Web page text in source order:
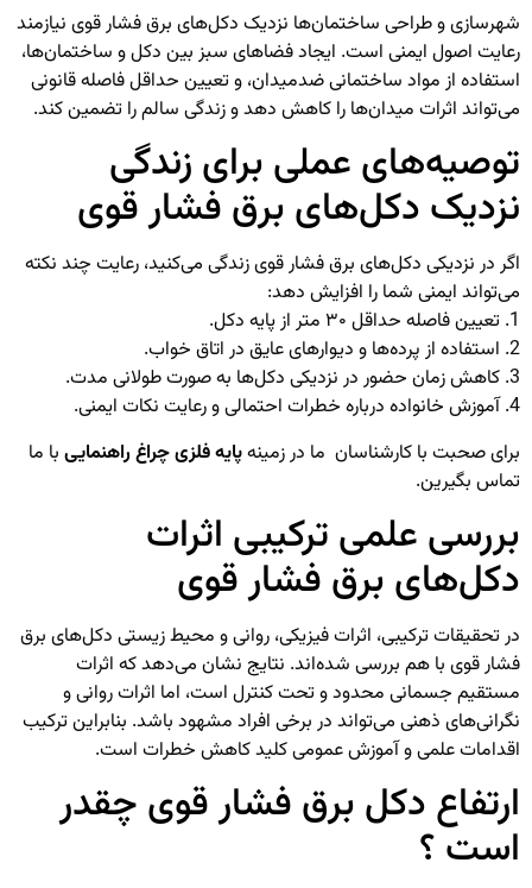
شهرسازی و طراحی ساختمان‌ها نزدیک دکل‌های برق فشار قوی نیازمند
رعایت اصول ایمنی است. ایجاد فضاهای سبز بین دکل و ساختمان‌ها،
استفاده از مواد ساختمانی ضدمیدان، و تعیین حداقل فاصله قانونی
می‌تواند اثرات میدان‌ها را کاهش دهد و زندگی سالم را تضمین کند.
توصیه‌های عملی برای زندگی
نزدیک دکل‌های برق فشار قوی
اگر در نزدیکی دکل‌های برق فشار قوی زندگی می‌کنید، رعایت چند نکته
می‌تواند ایمنی شما را افزایش دهد:
1. تعیین فاصله حداقل ۳۰ متر از پایه دکل.
2. استفاده از پرده‌ها و دیوارهای عایق در اتاق خواب.
3. کاهش زمان حضور در نزدیکی دکل‌ها به صورت طولانی مدت.
4. آموزش خانواده درباره خطرات احتمالی و رعایت نکات ایمنی.
برای صحبت با کارشناسان ما در زمینهپایه فلزی چراغ راهنمایی با ما
تماس بگیرین.
بررسی علمی ترکیبی اثرات
دکل‌های برق فشار قوی
در تحقیقات ترکیبی، اثرات فیزیکی، روانی و محیط زیستی دکل‌های برق
فشار قوی با هم بررسی شده‌اند. نتایج نشان می‌دهد که اثرات
مستقیم جسمانی محدود و تحت کنترل است، اما اثرات روانی و
نگرانی‌های ذهنی می‌تواند در برخی افراد مشهود باشد. بنابراین ترکیب
اقدامات علمی و آموزش عمومی کلید کاهش خطرات است.
ارتفاع دکل برق فشار قوی چقدر
است ؟